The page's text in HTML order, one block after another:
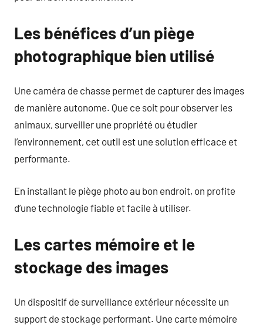
Les bénéfices d’un piège
photographique bien utilisé
Une caméra de chasse permet de capturer des images
de manière autonome. Que ce soit pour observer les
animaux, surveiller une propriété ou étudier
l’environnement, cet outil est une solution efficace et
performante.
En installant le piège photo au bon endroit, on profite
d’une technologie fiable et facile à utiliser.
Les cartes mémoire et le
stockage des images
Un dispositif de surveillance extérieur nécessite un
support de stockage performant. Une carte mémoire